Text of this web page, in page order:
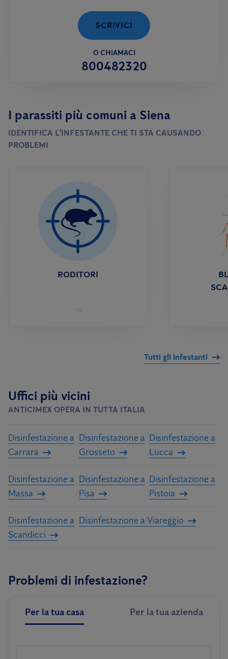
SCRIVICI
O CHIAMACI
800482320
I parassiti più comuni a Siena
IDENTIFICA L'INFESTANTE CHE TI STA CAUSANDO
PROBLEMI
RODITORI
Tutti gli infestanti
Uffici più vicini
ANTICIMEX OPERA IN TUTTA ITALIA
Disinfestazione a
Carrara
Disinfestazione a
Grosseto
Disinfestazione a
Lucca
Disinfestazione a
Massa
Disinfestazione a
Pisa
Disinfestazione a
Pistoia
Disinfestazione a
Scandicci
Disinfestazione a Viareggio
Problemi di infestazione?
Per la tua casa Per la tua azienda